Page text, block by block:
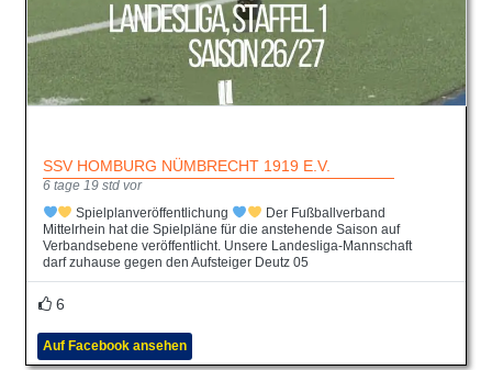
SSV HOMBURG NÜMBRECHT 1919 E.V.
6 tage 19 std vor
Spielplanveröffentlichung
Der Fußballverband
Mittelrhein hat die Spielpläne für die anstehende Saison auf
Verbandsebene veröffentlicht. Unsere Landesliga-Mannschaft
darf zuhause gegen den Aufsteiger Deutz 05
6
Auf Facebook ansehen